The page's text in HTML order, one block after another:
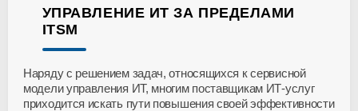
УПРАВЛЕНИЕ ИТ ЗА ПРЕДЕЛАМИ
ITSM
Наряду с решением задач, относящихся к сервисной
модели управления ИТ, многим поставщикам ИТ-услуг
приходится искать пути повышения своей эффективности